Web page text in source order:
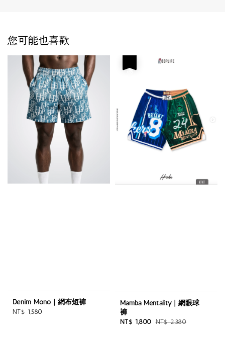
您可能也喜歡
Denim Mono | 網布短褲
Regular
NT$ 1,580
Mamba Mentality | 網眼球
褲
Sale
NT$ 1,800 Regular
NT$ 2,380